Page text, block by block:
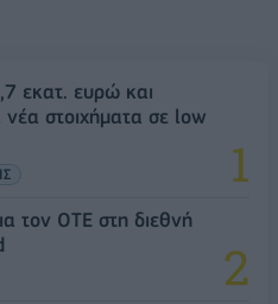
εκατ. ευρώ και
στοιχήματα σε low
τον ΟΤΕ στη διεθνή